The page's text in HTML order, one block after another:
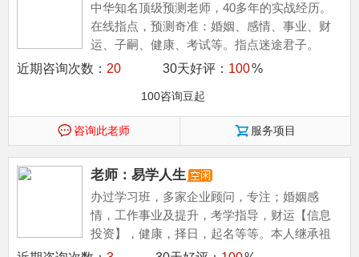
中华知名顶级预测老师，40多年的实战经历。
在线指点，预测奇准：婚姻、感情、事业、财
运、子嗣、健康、考试等。指点迷途君子。
近期咨询次数： 20 30天好评： 100%
100咨询豆起
咨询此老师 服务项目
老师：易学人生
办过学习班，多家企业顾问，专注；婚姻感
情，工作事业及提升，考学指导，财运【信息
投资】，健康，择日，起名等等。本人继承祖
业又得民间高人传授八字，六壬，